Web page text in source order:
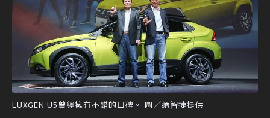
LUXGEN U5曾經擁有不錯的口碑。 圖／納智捷提供